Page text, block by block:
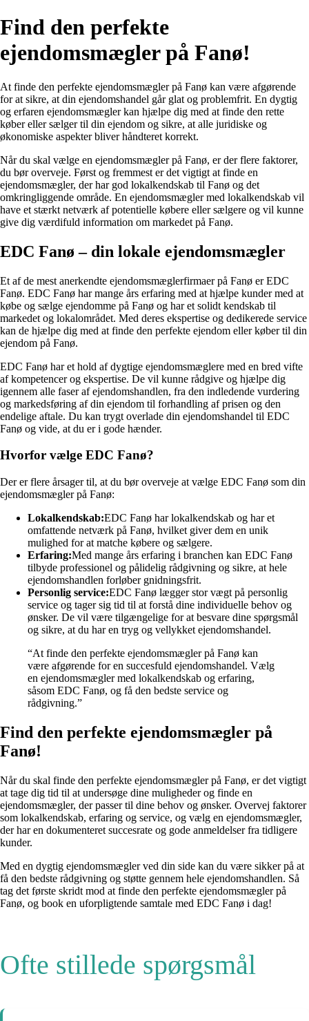
Find den perfekte
ejendomsmægler på Fanø!
At finde den perfekte ejendomsmægler på Fanø kan være afgørende
for at sikre, at din ejendomshandel går glat og problemfrit. En dygtig
og erfaren ejendomsmægler kan hjælpe dig med at finde den rette
køber eller sælger til din ejendom og sikre, at alle juridiske og
økonomiske aspekter bliver håndteret korrekt.
Når du skal vælge en ejendomsmægler på Fanø, er der flere faktorer,
du bør overveje. Først og fremmest er det vigtigt at finde en
ejendomsmægler, der har god lokalkendskab til Fanø og det
omkringliggende område. En ejendomsmægler med lokalkendskab vil
have et stærkt netværk af potentielle købere eller sælgere og vil kunne
give dig værdifuld information om markedet på Fanø.
EDC Fanø – din lokale ejendomsmægler
Et af de mest anerkendte ejendomsmæglerfirmaer på Fanø er EDC
Fanø. EDC Fanø har mange års erfaring med at hjælpe kunder med at
købe og sælge ejendomme på Fanø og har et solidt kendskab til
markedet og lokalområdet. Med deres ekspertise og dedikerede service
kan de hjælpe dig med at finde den perfekte ejendom eller køber til din
ejendom på Fanø.
EDC Fanø har et hold af dygtige ejendomsmæglere med en bred vifte
af kompetencer og ekspertise. De vil kunne rådgive og hjælpe dig
igennem alle faser af ejendomshandlen, fra den indledende vurdering
og markedsføring af din ejendom til forhandling af prisen og den
endelige aftale. Du kan trygt overlade din ejendomshandel til EDC
Fanø og vide, at du er i gode hænder.
Hvorfor vælge EDC Fanø?
Der er flere årsager til, at du bør overveje at vælge EDC Fanø som din
ejendomsmægler på Fanø:
Lokalkendskab:EDC Fanø har lokalkendskab og har et
omfattende netværk på Fanø, hvilket giver dem en unik
mulighed for at matche købere og sælgere.
Erfaring:Med mange års erfaring i branchen kan EDC Fanø
tilbyde professionel og pålidelig rådgivning og sikre, at hele
ejendomshandlen forløber gnidningsfrit.
Personlig service:EDC Fanø lægger stor vægt på personlig
service og tager sig tid til at forstå dine individuelle behov og
ønsker. De vil være tilgængelige for at besvare dine spørgsmål
og sikre, at du har en tryg og vellykket ejendomshandel.
“At finde den perfekte ejendomsmægler på Fanø kan
være afgørende for en succesfuld ejendomshandel. Vælg
en ejendomsmægler med lokalkendskab og erfaring,
såsom EDC Fanø, og få den bedste service og
rådgivning.”
Find den perfekte ejendomsmægler på
Fanø!
Når du skal finde den perfekte ejendomsmægler på Fanø, er det vigtigt
at tage dig tid til at undersøge dine muligheder og finde en
ejendomsmægler, der passer til dine behov og ønsker. Overvej faktorer
som lokalkendskab, erfaring og service, og vælg en ejendomsmægler,
der har en dokumenteret succesrate og gode anmeldelser fra tidligere
kunder.
Med en dygtig ejendomsmægler ved din side kan du være sikker på at
få den bedste rådgivning og støtte gennem hele ejendomshandlen. Så
tag det første skridt mod at finde den perfekte ejendomsmægler på
Fanø, og book en uforpligtende samtale med EDC Fanø i dag!
Ofte stillede spørgsmål